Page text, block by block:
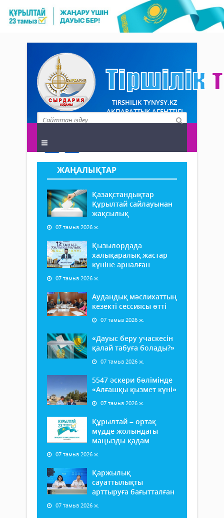
TIRSHILIK-TYNYSY.KZ
АҚПАРАТТЫҚ АГЕНТТІГІ
ЖАҢАЛЫҚТАР
Қазақстандықтар
Құрылтай сайлауынан
жақсылық
07 тамыз 2026 ж.
Қызылордада
халықаралық жастар
күніне арналған
07 тамыз 2026 ж.
Аудандық мәслихаттың
кезекті сессиясы өтті
07 тамыз 2026 ж.
«Дауыс беру учаскесін
қалай табуға болады?»
07 тамыз 2026 ж.
5547 әскери бөлімінде
«Алғашқы қызмет күні»
07 тамыз 2026 ж.
Құрылтай – ортақ
мүдде жолындағы
маңызды қадам
07 тамыз 2026 ж.
Қаржылық
сауаттылықты
арттыруға бағытталған
07 тамыз 2026 ж.